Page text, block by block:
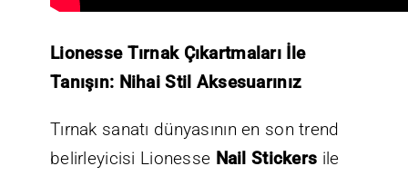
Lionesse Tırnak Çıkartmaları İle
Tanışın: Nihai Stil Aksesuarınız
Tırnak sanatı dünyasının en son trend
belirleyicisi Lionesse Nail Stickers ile